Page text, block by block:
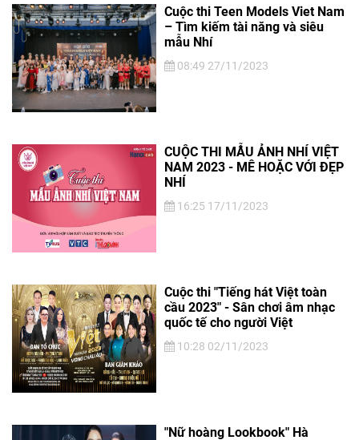
Cuộc thi Teen Models Viet Nam
– Tìm kiếm tài năng và siêu
mẫu Nhí
08:49 27/11/2023
CUỘC THI MẪU ẢNH NHÍ VIỆT
NAM 2023 - MÊ HOẶC VỚI ĐẸP
NHÍ
16:25 17/11/2023
Cuộc thi "Tiếng hát Việt toàn
cầu 2023" - Sân chơi âm nhạc
quốc tế cho người Việt
10:28 02/11/2023
"Nữ hoàng Lookbook" Hà